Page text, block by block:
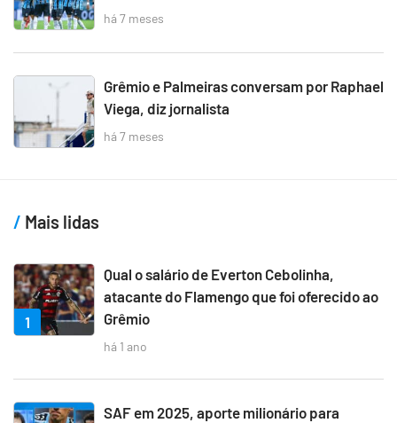
há 7 meses
Grêmio e Palmeiras conversam por Raphael
Viega, diz jornalista
há 7 meses
Mais lidas
1
Qual o salário de Everton Cebolinha,
atacante do Flamengo que foi oferecido ao
Grêmio
há 1 ano
SAF em 2025, aporte milionário para